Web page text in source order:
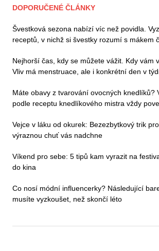
DOPORUČENÉ ČLÁNKY
Švestková sezona nabízí víc než povidla.
receptů, v nichž si švestky rozumí s mákem
Nejhorší čas, kdy se můžete vážit. Kdy vám
Vliv má menstruace, ale i konkrétní den v
Máte obavy z tvarování ovocných knedlíků?
podle receptu knedlíkového mistra vždy
Vejce v láku od okurek: Bezezbytkový trik
výraznou chuť vás nadchne
Víkend pro sebe: 5 tipů kam vyrazit na
do kina
Co nosí módní influencerky? Následující
musíte vyzkoušet, než skončí léto